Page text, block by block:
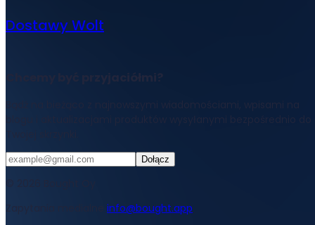
Dostawy Wolt
Dołącz
info@bought.app